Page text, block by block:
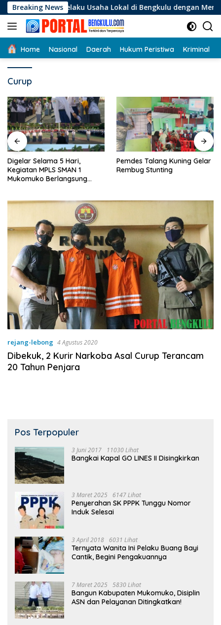
Langsung
ke
konten
Breaking News
Pelaku Usaha Lokal di Bengkulu dengan Meningkatkan
Home Nasional Daerah Hukum Peristiwa Kriminal
Curup
Digelar Selama 5 Hari,
Kegiatan MPLS SMAN 1
Mukomuko Berlangsung
Pemdes Talang Kuning Gelar
Rembug Stunting
rejang-lebong 4 Agustus 2020
Dibekuk, 2 Kurir Narkoba Asal Curup Terancam
20 Tahun Penjara
Pos Terpopuler
3 Juni 2017 11030 Lihat
Bangkai Kapal GO LINES II Disingkirkan
3 Maret 2025 6147 Lihat
Penyerahan SK PPPK Tunggu Nomor
Induk Selesai
3 April 2018 6031 Lihat
Ternyata Wanita Ini Pelaku Buang Bayi
Cantik, Begini Pengakuannya
7 Maret 2025 5830 Lihat
Bangun Kabupaten Mukomuko, Disiplin
ASN dan Pelayanan Ditingkatkan!